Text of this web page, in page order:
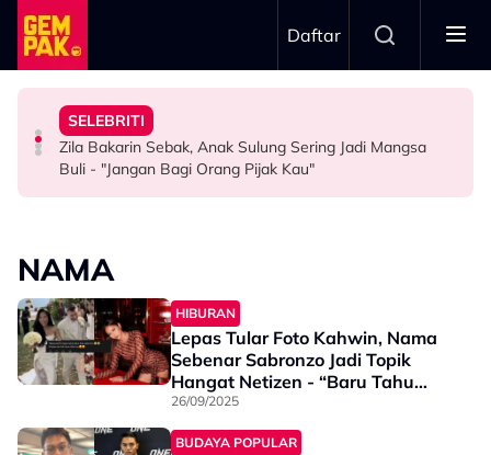
Skip to main content
Daftar
HIBURAN
“Kalau Dulu, Masa Mandi Selalu Nampak…” - Zoey
Rahman
SELEBRITI
Zila Bakarin Sebak, Anak Sulung Sering Jadi Mangsa
Buli - "Jangan Bagi Orang Pijak Kau"
HIBURAN
Dakwa Pelakon Tak Serik Datang Lewat Ke Set,
Kesabaran Fasha Sandha Makin ‘Tipis’ - “Orang Macam
Kau Ini Nak Kena…”
BOLA SEPAK
Pemain Bola Sepak Kongsi Detik Cemas Dipanah Petir -
“Saya Ingat Sudah Mati”
NAMA
HIBURAN
Lepas Tular Foto Kahwin, Nama
Sebenar Sabronzo Jadi Topik
Hangat Netizen - “Baru Tahu
Nama Sebenar…”
26/09/2025
BUDAYA POPULAR